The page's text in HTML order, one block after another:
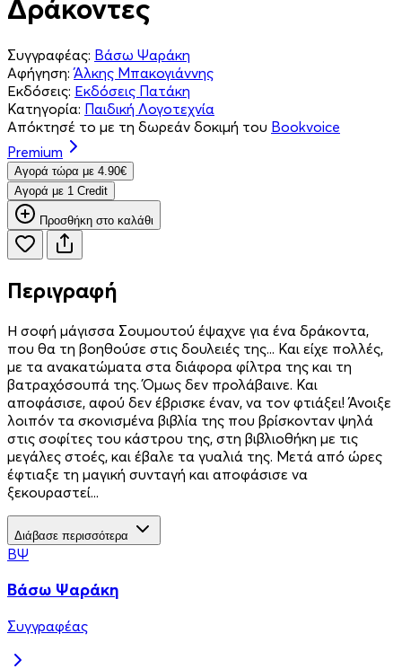
Δράκοντες
Συγγραφέας: Βάσω Ψαράκη
Αφήγηση: Άλκης Μπακογιάννης
Εκδόσεις: Εκδόσεις Πατάκη
Κατηγορία: Παιδική Λογοτεχνία
Απόκτησέ το με τη δωρεάν δοκιμή του Bookvoice
Premium
Aγορά τώρα με 4.90€
Aγορά με 1 Credit
Προσθήκη στο καλάθι
Περιγραφή
Η σοφή μάγισσα Σουμουτού έψαχνε για ένα δράκοντα,
που θα τη βοηθούσε στις δουλειές της... Και είχε πολλές,
με τα ανακατώματα στα διάφορα φίλτρα της και τη
βατραχόσουπά της. Όμως δεν προλάβαινε. Και
αποφάσισε, αφού δεν έβρισκε έναν, να τον φτιάξει! Άνοιξε
λοιπόν τα σκονισμένα βιβλία της που βρίσκονταν ψηλά
στις σοφίτες του κάστρου της, στη βιβλιοθήκη με τις
μεγάλες στοές, και έβαλε τα γυαλιά της. Μετά από ώρες
έφτιαξε τη μαγική συνταγή και αποφάσισε να
ξεκουραστεί...
Διάβασε περισσότερα
ΒΨ
Βάσω Ψαράκη
Συγγραφέας